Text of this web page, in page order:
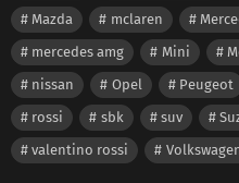
Mazda
mclaren
mercedes amg
Mini
nissan
Opel Peugeot
rossi
sbk suv
valentino rossi